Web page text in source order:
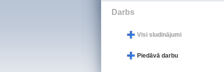
Darbs
Visi sludinājumi
Piedāvā darbu